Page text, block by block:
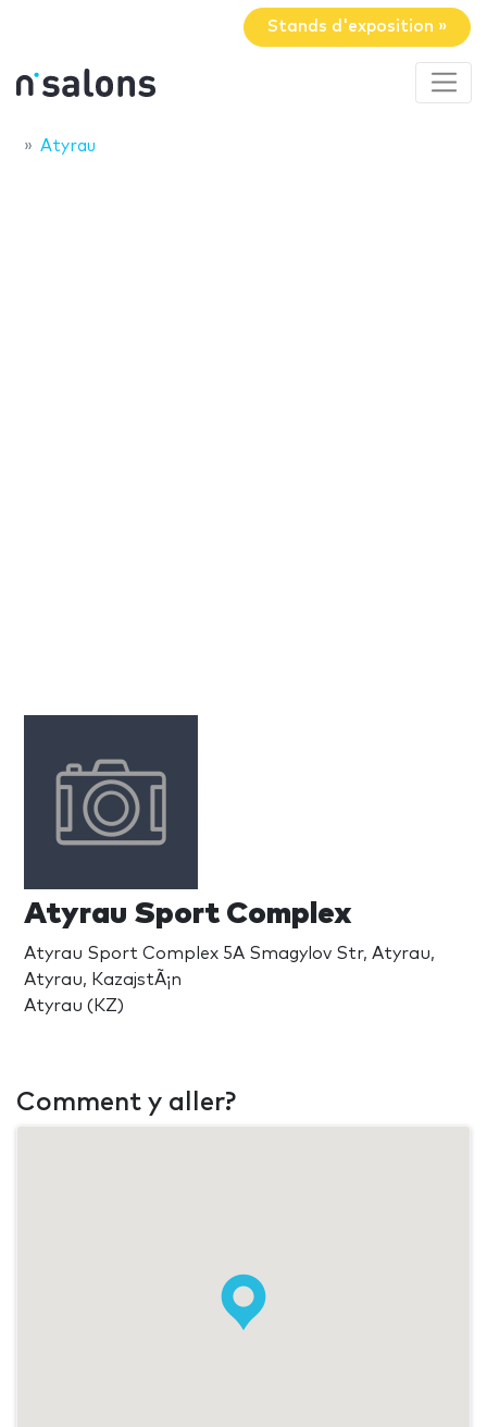
Stands d'exposition »
Atyrau
Atyrau Sport Complex
Atyrau Sport Complex 5A Smagylov Str, Atyrau,
Atyrau, KazajstÃ¡n
Atyrau (KZ)
Comment y aller?